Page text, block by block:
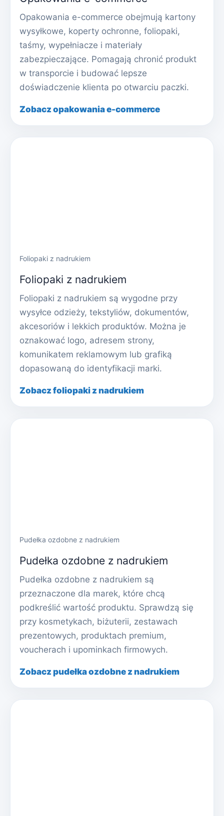
Opakowania e-commerce obejmują kartony
wysyłkowe, koperty ochronne, foliopaki,
taśmy, wypełniacze i materiały
zabezpieczające. Pomagają chronić produkt
w transporcie i budować lepsze
doświadczenie klienta po otwarciu paczki.
Zobacz opakowania e-commerce
Foliopaki z nadrukiem
Foliopaki z nadrukiem
Foliopaki z nadrukiem są wygodne przy
wysyłce odzieży, tekstyliów, dokumentów,
akcesoriów i lekkich produktów. Można je
oznakować logo, adresem strony,
komunikatem reklamowym lub grafiką
dopasowaną do identyfikacji marki.
Zobacz foliopaki z nadrukiem
Pudełka ozdobne z nadrukiem
Pudełka ozdobne z nadrukiem
Pudełka ozdobne z nadrukiem są
przeznaczone dla marek, które chcą
podkreślić wartość produktu. Sprawdzą się
przy kosmetykach, biżuterii, zestawach
prezentowych, produktach premium,
voucherach i upominkach firmowych.
Zobacz pudełka ozdobne z nadrukiem